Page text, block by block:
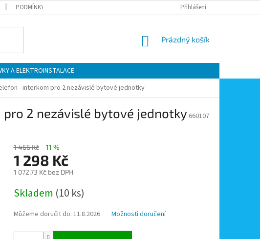
PODMÍNKY OCHRANY OSOBNÍCH ÚDAJŮ MOJE OBJEDNÁVKA
Přihlášení
NÁKUPNÍ
Prázdný košík
A ELEKTROINSTALACE
- interkom pro 2 nezávislé bytové jednotky
2 nezávislé bytové jednotky 660107
1 466 Kč –11 %
1 298 Kč
1 072,73 Kč bez DPH
cena:
Skladem (10 ks)
Můžeme doručit do: 11.8.2026 Možnosti doručení